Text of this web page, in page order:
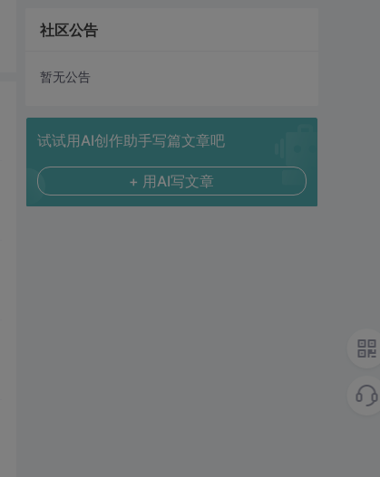
社区公告
暂无公告
试试用AI创作助手写篇文章吧
+ 用AI写文章